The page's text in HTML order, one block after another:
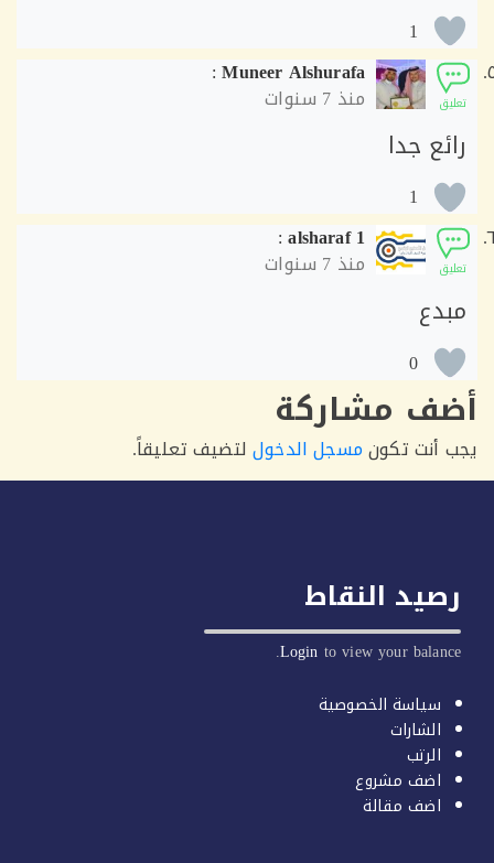
1
Muneer Alshurafa
:
منذ7 سنوات
جدا
1
alsharaf 1
:
منذ7 سنوات
0
مشاركة
تكونمسجل الدخوللتضيف تعليقاً.
النقاط
Loginto view your
سياسة الخصوصية
الشارات
الرتب
اضف مشروع
اضف مقالة